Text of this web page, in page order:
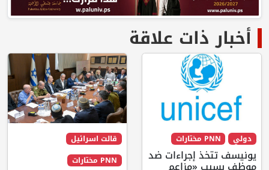
أخبار ذات علاقة
دولي PNN مختارات
يونيسف تتخذ إجراءات ضد
قالت اسرائيل
PNN مختارات